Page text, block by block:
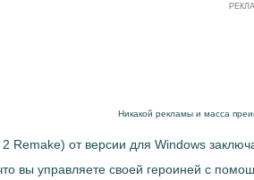
Никакой рекламы и масса
Remake) от версии для Windows
вы управляете своей героиней с